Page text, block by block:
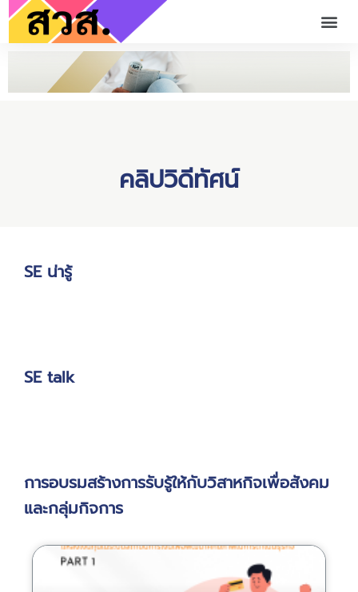
คลิปวิดีทัศน์
SE น่ารู้
SE talk
การอบรมสร้างการรับรู้ให้กับวิสาหกิจเพื่อสังคม
และกลุ่มกิจการ